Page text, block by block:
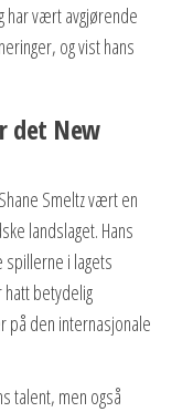
har vært avgjørende
og vist hans
det New
Smeltz vært en
landslaget. Hans
i lagets
hatt betydelig
på den internasjonale
talent, men også